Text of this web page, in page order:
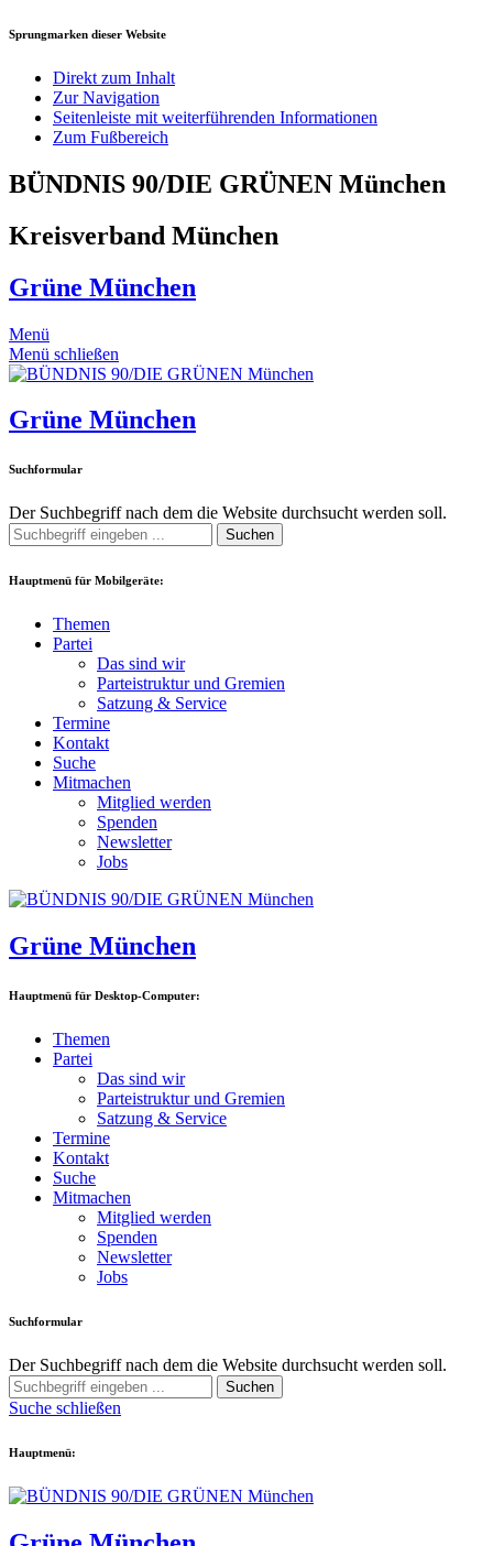
Sprungmarken dieser Website
Direkt zum Inhalt
Zur Navigation
Seitenleiste mit weiterführenden Informationen
Zum Fußbereich
BÜNDNIS 90/DIE GRÜNEN München
Kreisverband München
Grüne München
Menü
Menü schließen
Grüne München
Suchformular
Der Suchbegriff nach dem die Website durchsucht werden soll.
Suchen
Hauptmenü für Mobilgeräte:
Themen
Partei
Das sind wir
Parteistruktur und Gremien
Satzung & Service
Termine
Kontakt
Suche
Mitmachen
Mitglied werden
Spenden
Newsletter
Jobs
Grüne München
Hauptmenü für Desktop-Computer:
Themen
Partei
Das sind wir
Parteistruktur und Gremien
Satzung & Service
Termine
Kontakt
Suche
Mitmachen
Mitglied werden
Spenden
Newsletter
Jobs
Suchformular
Der Suchbegriff nach dem die Website durchsucht werden soll.
Suchen
Suche schließen
Hauptmenü: